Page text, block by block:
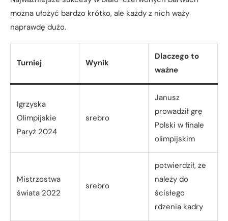
można ułożyć bardzo krótko, ale każdy z nich waży
naprawdę dużo.
Turniej Wynik
Dlaczego to
ważne
Igrzyska
Olimpijskie
Paryż 2024
srebro
Janusz
prowadził grę
Polski w finale
olimpijskim
Mistrzostwa
świata 2022
srebro
potwierdził, że
należy do
ścisłego
rdzenia kadry